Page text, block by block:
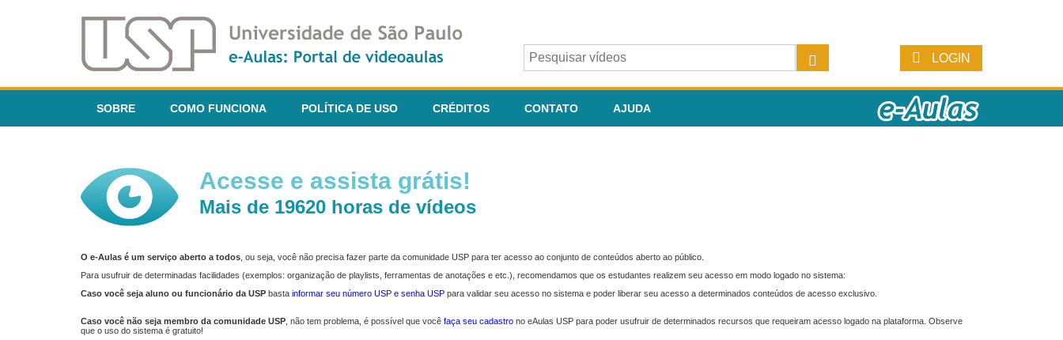
LOGIN
SOBRE COMO FUNCIONA POLÍTICA DE USO CRÉDITOS CONTATO AJUDA
Acesse e assista grátis!
Mais de 19620 horas de vídeos
O e-Aulas é um serviço aberto a todos , ou seja, você não precisa fazer parte da comunidade USP para ter acesso ao conjunto de conteúdos aberto ao público.
Para usufruir de determinadas facilidades (exemplos: organização de playlists, ferramentas de anotações e etc.), recomendamos que os estudantes realizem seu acesso em modo logado no sistema:
Caso você seja aluno ou funcionário da USP basta informar seu número USP e senha USP para validar seu acesso no sistema e poder liberar seu acesso a determinados conteúdos de acesso exclusivo.
Caso você não seja membro da comunidade USP , não tem problema, é possível que você faça seu cadastro no eAulas USP para poder usufruir de determinados recursos que requeiram acesso logado na plataforma. Observe
que o uso do sistema é gratuito!